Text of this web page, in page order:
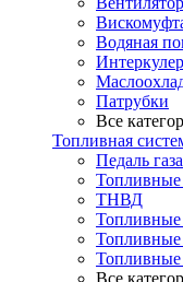
Водяная
Интеркулер
Патрубки
Все
Топливная
Педаль газа
Топливные
ТНВД
Топливные
Топливные
Все